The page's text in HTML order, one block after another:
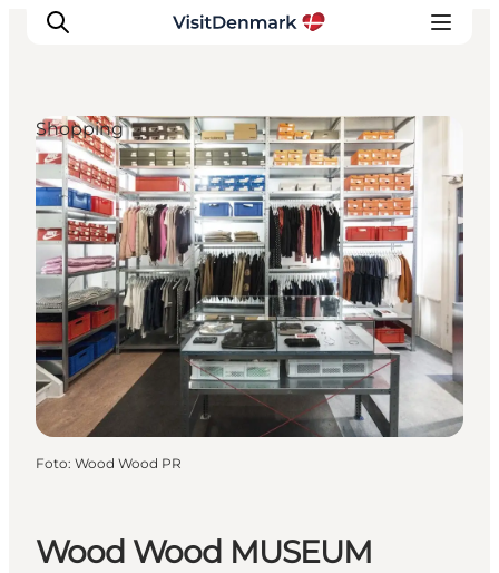
Ispirazioni
Dove andare
Cosa fare
Dove dormire
Pianifica il viaggio
Wood Wood MUSEUM
Shopping
Foto: Wood Wood PR